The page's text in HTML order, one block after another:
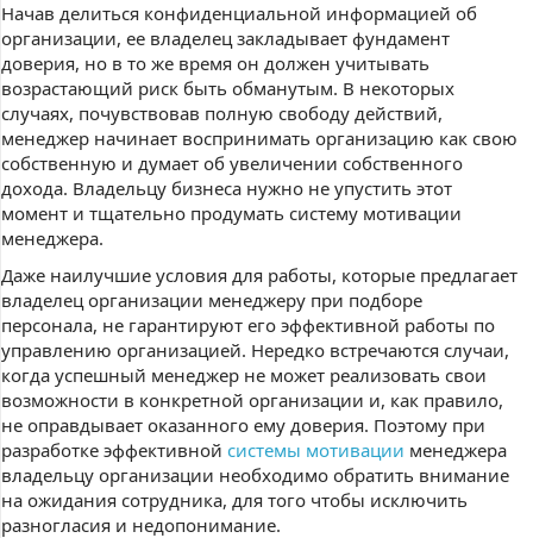
Начав делиться конфиденциальной информацией об
организации, ее владелец закладывает фундамент
доверия, но в то же время он должен учитывать
возрастающий риск быть обманутым. В некоторых
случаях, почувствовав полную свободу действий,
менеджер начинает воспринимать организацию как свою
собственную и думает об увеличении собственного
дохода. Владельцу бизнеса нужно не упустить этот
момент и тщательно продумать систему мотивации
менеджера.
Даже наилучшие условия для работы, которые предлагает
владелец организации менеджеру при подборе
персонала, не гарантируют его эффективной работы по
управлению организацией. Нередко встречаются случаи,
когда успешный менеджер не может реализовать свои
возможности в конкретной организации и, как правило,
не оправдывает оказанного ему доверия. Поэтому при
разработке эффективной системы мотивации менеджера
владельцу организации необходимо обратить внимание
на ожидания сотрудника, для того чтобы исключить
разногласия и недопонимание.